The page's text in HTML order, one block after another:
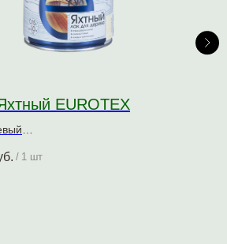
EUROTEX
/ 1 шт